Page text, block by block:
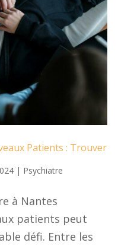
Patients : Trouver
| Psychiatre
à Nantes
patients peut
défi. Entre les